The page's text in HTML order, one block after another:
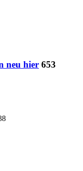
neu hier 653